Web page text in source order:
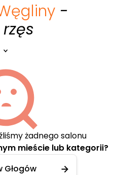
-
żadnego salonu
mieście lub kategorii?
Głogów